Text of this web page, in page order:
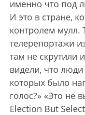
именно что под
И это в стране,
контролем мулл.
телерепортажи
там не скрутили
видели, что
которых было
голос?» «Это не
Election But